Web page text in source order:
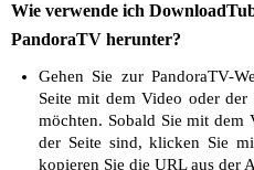
Wie verwende ich
PandoraTV herunter?
Gehen Sie zur PandoraTV-
Seite mit dem Video oder
möchten. Sobald Sie mit
der Seite sind, klicken Sie
kopieren Sie die URL aus der